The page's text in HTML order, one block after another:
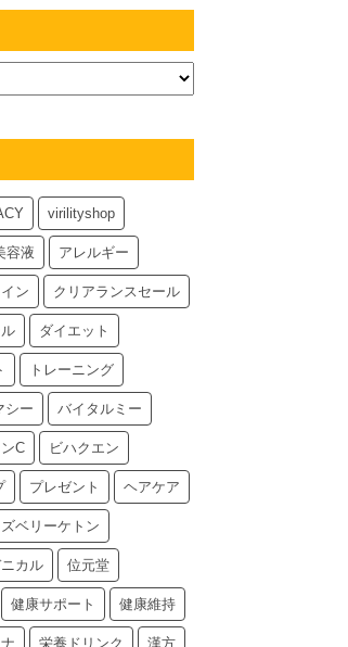
virilityshop
容液 アレルギー
ン クリアランスセール
ダイエット
トレーニング
シー バイタルミー
C ビハクエン
プレゼント ヘアケア
ベリーケトン
ニカル 位元堂
健康サポート 健康維持
栄養ドリンク 漢方